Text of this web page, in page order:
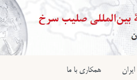
همکاری با ما